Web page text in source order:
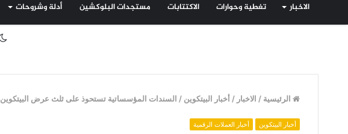
الاخبار تغطية وحوارات الاكتتابات مستجدات البلوكشين أدلة وشروحات
الرئيسية / الاخبار / أخبار البيتكوين / السندات المؤسساتية تستحوذ على ثلث عرض البيتكوين
أخبار البيتكوين أخبار العملات الرقمية